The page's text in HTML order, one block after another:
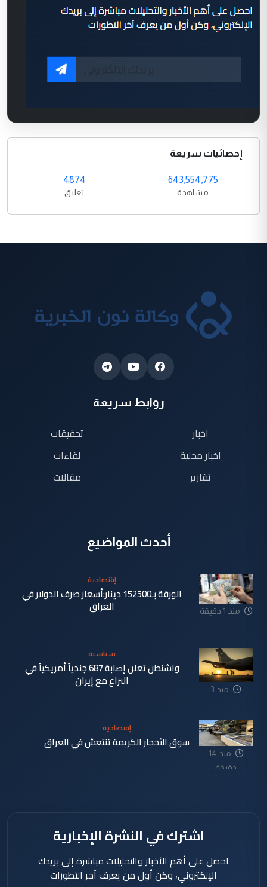
إحصائيات سريعة
643,554,775
مشاهدة
4874
تعليق
روابط سريعة
اخبار
اخبار محلية
تقارير
تحقيقات
لقاءات
مقالات
أحدث المواضيع
منذ 1 دقيقة
إقتصادية
الورقة بـ152500 دينار:أسعار صرف الدولار في
العراق
منذ 3
سياسية
واشنطن تعلن إصابة 687 جندياً أمريكياً في
النزاع مع إيران
منذ 14
دقيقة
إقتصادية
سوق الأحجار الكريمة تنتعش في العراق
اشترك في النشرة الإخبارية
احصل على أهم الأخبار والتحليلات مباشرة إلى بريدك
الإلكتروني، وكن أول من يعرف آخر التطورات